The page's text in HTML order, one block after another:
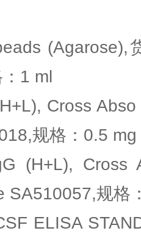
(Agarose),
1 ml
Cross
规格：0.5 mg
(H+L),
SA510057,规格
ELISA